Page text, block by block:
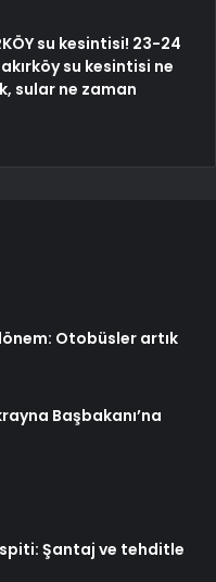
su kesintisi! 23-24
su kesintisi ne
sular ne zaman
Otobüsler artık
Başbakanı’na
Şantaj ve tehditle